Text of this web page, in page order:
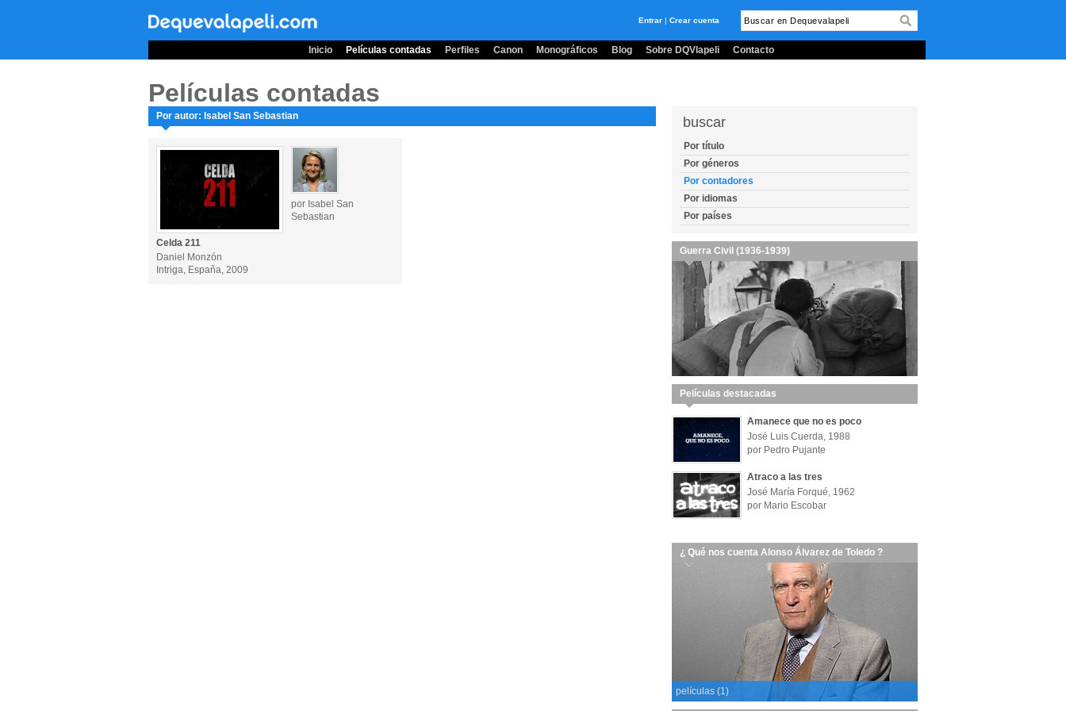
Entrar | Crear cuenta
Inicio Películas contadas Perfiles Canon Monográficos Blog Sobre DQVlapeli Contacto
Películas contadas
Por autor: Isabel San Sebastian
por Isabel San
Sebastian
Celda 211
Daniel Monzón
Intriga, España, 2009
buscar
Por título
Por géneros
Por contadores
Por idiomas
Por países
Guerra Civil (1936-1939)
Películas destacadas
Amanece que no es poco
José Luis Cuerda, 1988
por Pedro Pujante
Atraco a las tres
José María Forqué, 1962
por Mario Escobar
¿ Qué nos cuenta Alonso Álvarez de Toledo ?
películas (1)